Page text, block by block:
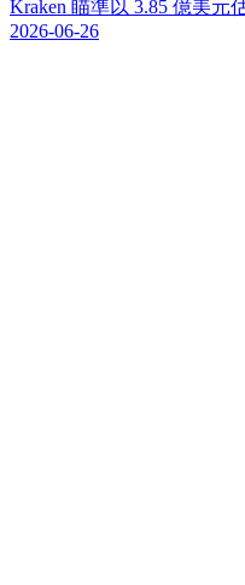
Kraken 瞄準以 3.85 億美元
2026-06-26